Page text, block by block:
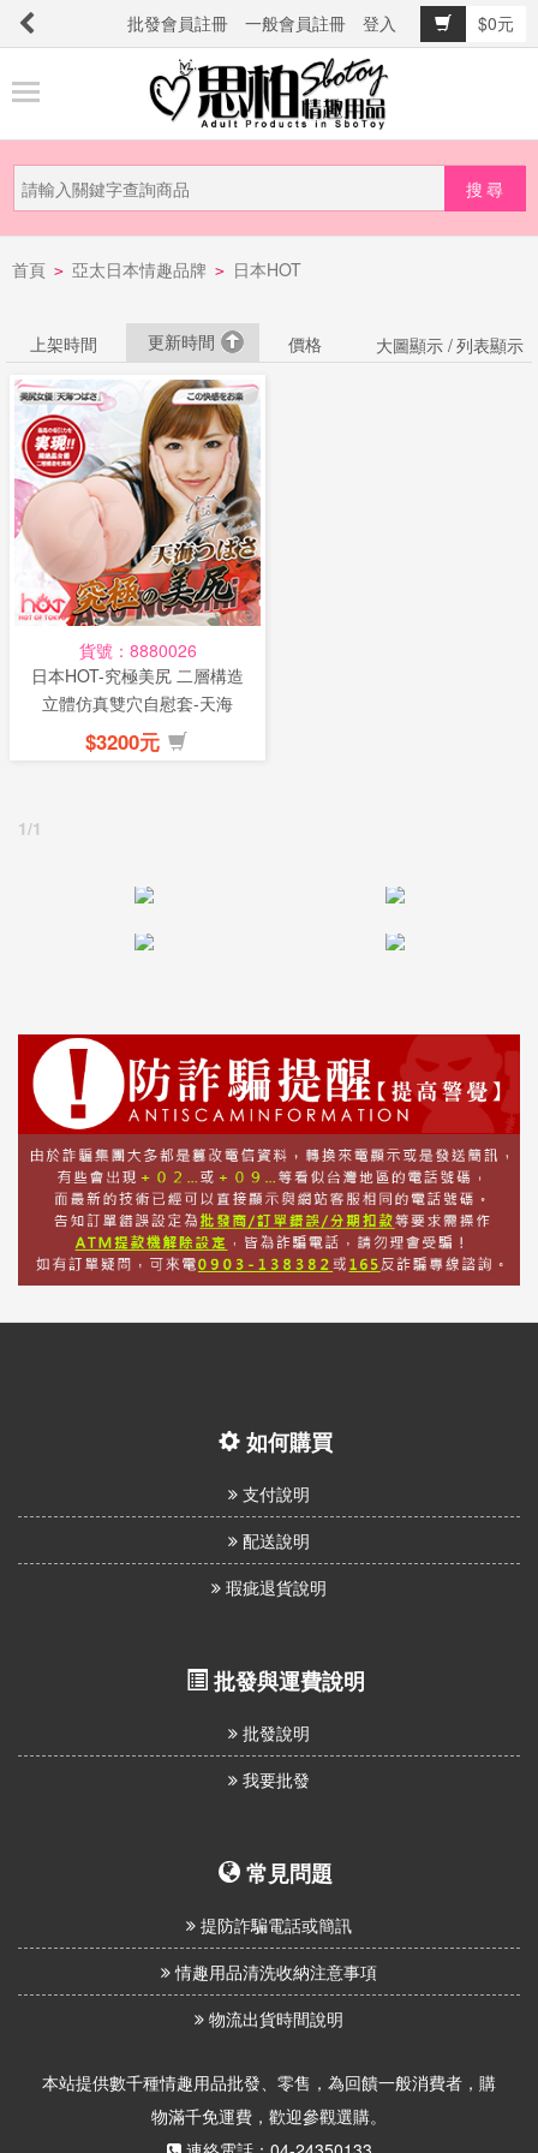
批發會員註冊 一般會員註冊 登入
$0元
品
新
品
提
防
詐
騙
電
話
或
簡
發
明
首頁 > 亞太日本情趣品牌 > 日本HOT
上架時間 更新時間 價格 大圖顯示 /列表顯示
貨號：8880026
日本HOT-究極美尻 二層構造
立體仿真雙穴自慰套-天海
2.7...
$3200元
1/1
如何購買
支付說明
配送說明
瑕疵退貨說明
批發與運費說明
批發說明
我要批發
常見問題
提防詐騙電話或簡訊
情趣用品清洗收納注意事項
物流出貨時間說明
本站提供數千種情趣用品批發、零售，為回饋一般消費者，購
物滿千免運費，歡迎參觀選購。